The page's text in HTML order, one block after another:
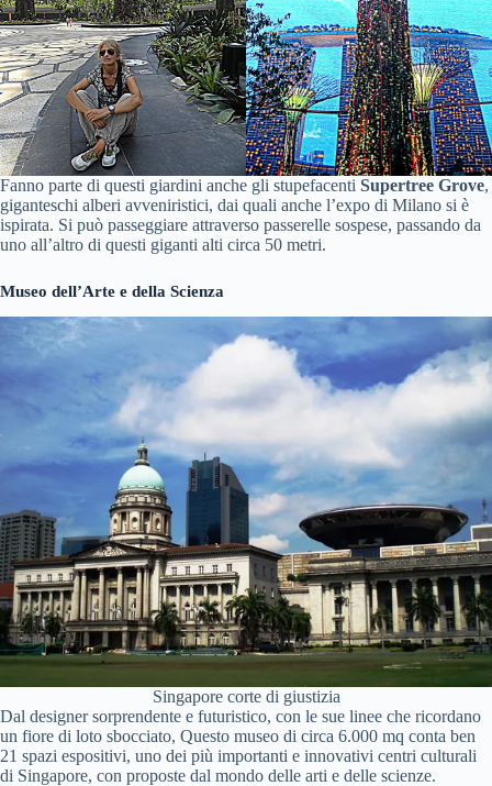
Fanno parte di questi giardini anche gli stupefacenti Supertree Grove,
giganteschi alberi avveniristici, dai quali anche l’expo di Milano si è
ispirata. Si può passeggiare attraverso passerelle sospese, passando da
uno all’altro di questi giganti alti circa 50 metri.
Museo dell’Arte e della Scienza
Singapore corte di giustizia
Dal designer sorprendente e futuristico, con le sue linee che ricordano
un fiore di loto sbocciato, Questo museo di circa 6.000 mq conta ben
21 spazi espositivi, uno dei più importanti e innovativi centri culturali
di Singapore, con proposte dal mondo delle arti e delle scienze.